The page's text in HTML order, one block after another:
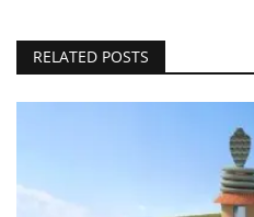
RELATED POSTS